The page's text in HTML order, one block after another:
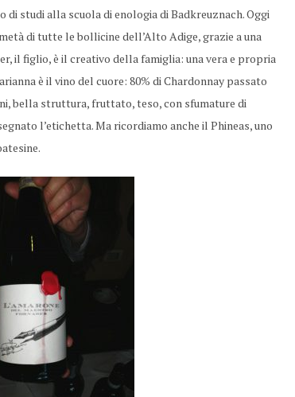
studi alla scuola di enologia di Badkreuznach. Oggi
di tutte le bollicine dell’Alto Adige, grazie a una
il figlio, è il creativo della famiglia: una vera e propria
è il vino del cuore: 80% di Chardonnay passato
bella struttura, fruttato, teso, con sfumature di
l’etichetta. Ma ricordiamo anche il Phineas, uno